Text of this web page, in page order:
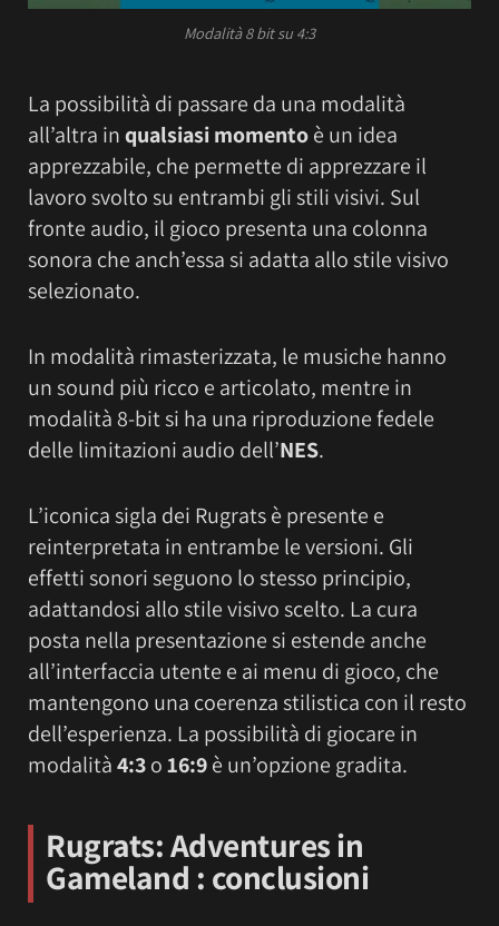
Modalità 8 bit su 4:3
La possibilità di passare da una modalità
all’altra inqualsiasi momentoè un idea
apprezzabile, che permette di apprezzare il
lavoro svolto su entrambi gli stili visivi. Sul
fronte audio, il gioco presenta una colonna
sonora che anch’essa si adatta allo stile visivo
selezionato.
In modalità rimasterizzata, le musiche hanno
un sound più ricco e articolato, mentre in
modalità 8-bit si ha una riproduzione fedele
delle limitazioni audio dell’NES.
L’iconica sigla dei Rugrats è presente e
reinterpretata in entrambe le versioni. Gli
effetti sonori seguono lo stesso principio,
adattandosi allo stile visivo scelto. La cura
posta nella presentazione si estende anche
all’interfaccia utente e ai menu di gioco, che
mantengono una coerenza stilistica con il resto
dell’esperienza. La possibilità di giocare in
modalità4:3o16:9è un’opzione gradita.
Rugrats: Adventures in
Gameland : conclusioni